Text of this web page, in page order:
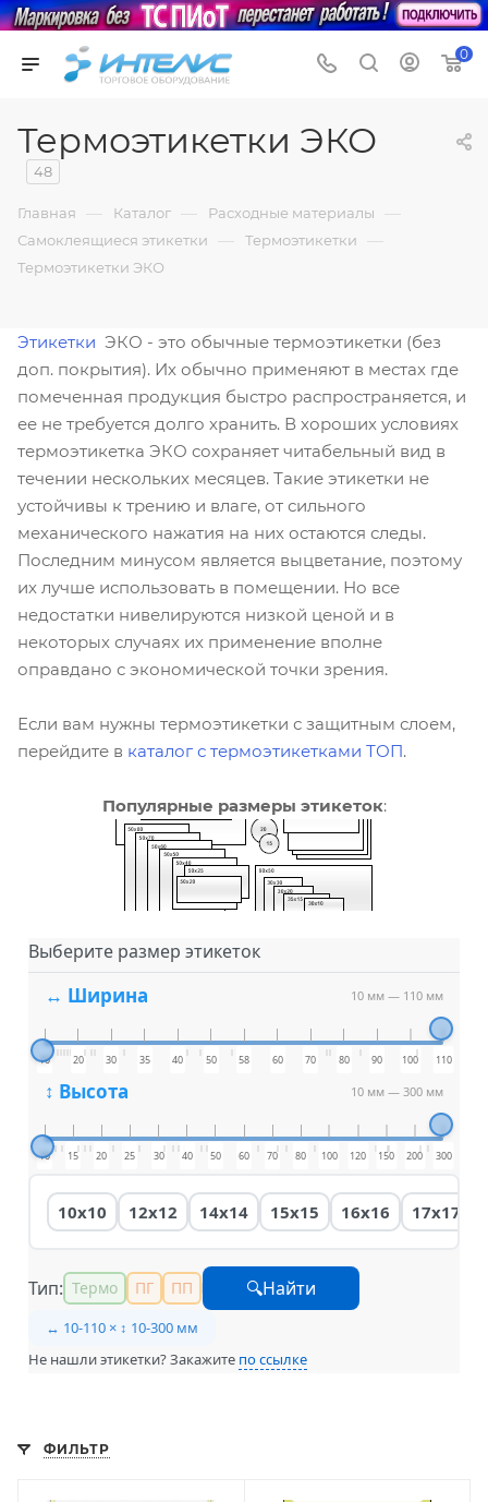
0
Термоэтикетки ЭКО
48
Главная — Каталог — Расходные материалы —
Самоклеящиеся этикетки — Термоэтикетки —
Термоэтикетки ЭКО
Этикетки ЭКО - это обычные термоэтикетки (без
доп. покрытия). Их обычно применяют в местах где
помеченная продукция быстро распространяется, и
ее не требуется долго хранить. В хороших условиях
термоэтикетка ЭКО сохраняет читабельный вид в
течении нескольких месяцев. Такие этикетки не
устойчивы к трению и влаге, от сильного
механического нажатия на них остаются следы.
Последним минусом является выцветание, поэтому
их лучше использовать в помещении. Но все
недостатки нивелируются низкой ценой и в
некоторых случаях их применение вполне
оправдано с экономической точки зрения.
Если вам нужны термоэтикетки с защитным слоем,
перейдите в каталог с термоэтикетками ТОП.
Популярные размеры этикеток:
Выберите размер этикеток
↔ Ширина 10 мм — 110 мм
10 20 30 35 40 50 58 60 70 80 90 100 110
↕ Высота 10 мм — 300 мм
10 15 20 25 30 40 50 60 70 80 100 120 150 200 300
10x10 12x12 14x14 15x15 16x16 17x17
Тип: Термо ПГ ПП 🔍Найти
↔ 10-110 × ↕ 10-300 мм
Не нашли этикетки? Закажите по ссылке
ФИЛЬТР